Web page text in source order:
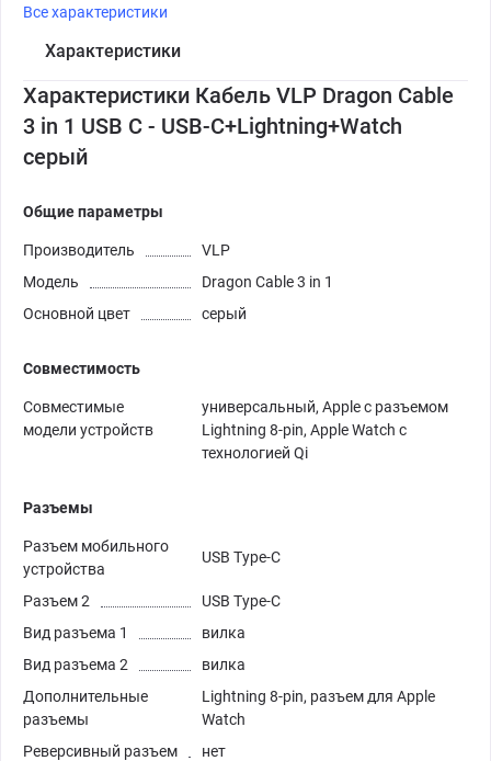
Все характеристики
Характеристики
Характеристики Кабель VLP Dragon Cable
3 in 1 USB С - USB-C+Lightning+Watch
серый
Общие параметры
Производитель
VLP
Модель
Dragon Cable 3 in 1
Основной цвет
серый
Совместимость
Совместимые
модели устройств
универсальный, Apple с разъемом
Lightning 8-pin, Apple Watch с
технологией Qi
Разъемы
Разъем мобильного
устройства
USB Type-C
Разъем 2
USB Type-C
Вид разъема 1
вилка
Вид разъема 2
вилка
Дополнительные
разъемы
Lightning 8-pin, разъем для Apple
Watch
Реверсивный разъем
нет